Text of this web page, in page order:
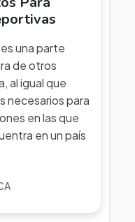
una parte
de otros
al igual que
necesarios para
en las que
en un país